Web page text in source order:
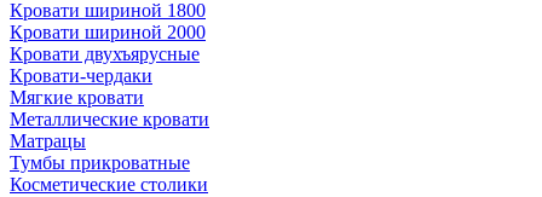
Кровати шириной 1800
Кровати шириной 2000
Кровати двухъярусные
Кровати-чердаки
Мягкие кровати
Металлические кровати
Матрацы
Тумбы прикроватные
Косметические столики